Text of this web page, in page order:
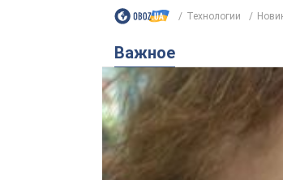
Технологии
Важное